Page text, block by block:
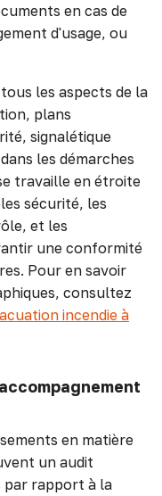
en cas de
d'usage, ou
les aspects de la
plans
signalétique
les démarches
travaille en étroite
sécurité, les
et les
une conformité
Pour en savoir
consultez
incendie à
en matière
un audit
rapport à la